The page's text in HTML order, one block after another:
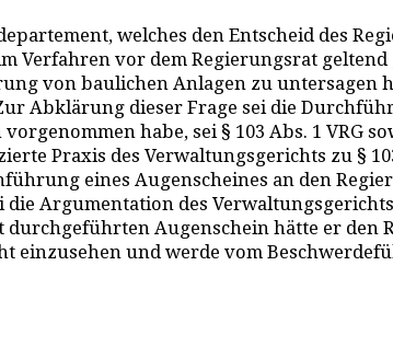
welches den Entscheid des
Verfahren vor dem Regierungsrat
von baulichen Anlagen zu untersagen
Abklärung dieser Frage sei die
habe, sei § 103 Abs. 1 VRG
Praxis des Verwaltungsgerichts zu §
eines Augenscheines an den
die Argumentation des
Augenschein hätte er den
einzusehen und werde vom